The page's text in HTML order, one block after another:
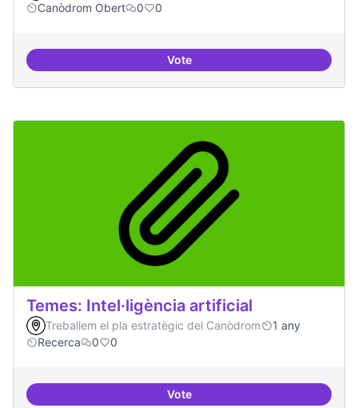
Canòdrom Obert
0 0
VoteGrades Obertes
Temes: Intel·ligència artificial
Treballem el pla estratègic del Canòdrom
1 any
Recerca
0 0
VoteTemes: Intel·ligència artificial